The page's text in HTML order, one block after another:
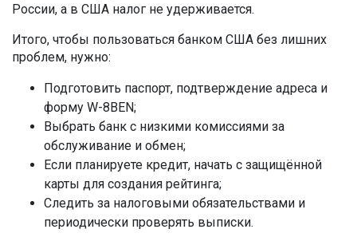
России, а в США налог не удерживается.
Итого, чтобы пользоваться банком США без лишних
проблем, нужно:
Подготовить паспорт, подтверждение адреса и
форму W-8BEN;
Выбрать банк с низкими комиссиями за
обслуживание и обмен;
Если планируете кредит, начать с защищённой
карты для создания рейтинга;
Следить за налоговыми обязательствами и
периодически проверять выписки.